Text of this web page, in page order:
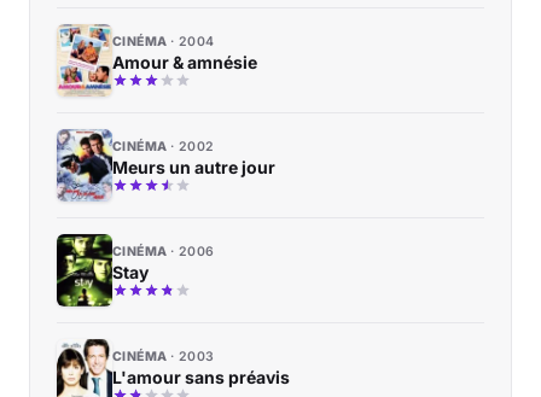
CINÉMA 2004
Amour & amnésie
CINÉMA 2002
Meurs un autre jour
CINÉMA 2006
Stay
CINÉMA 2003
L'amour sans préavis